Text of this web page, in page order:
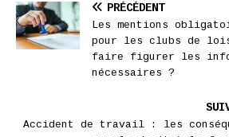
PRÉCÉDENT
Les mentions
pour les clubs de
faire figurer les
nécessaires ?
Accident de travail : les